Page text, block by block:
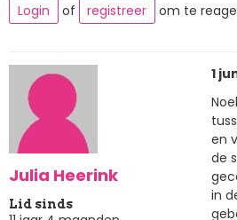
Login
of registreer om te
Julia Heerink
Lid sinds
1
en
de
in